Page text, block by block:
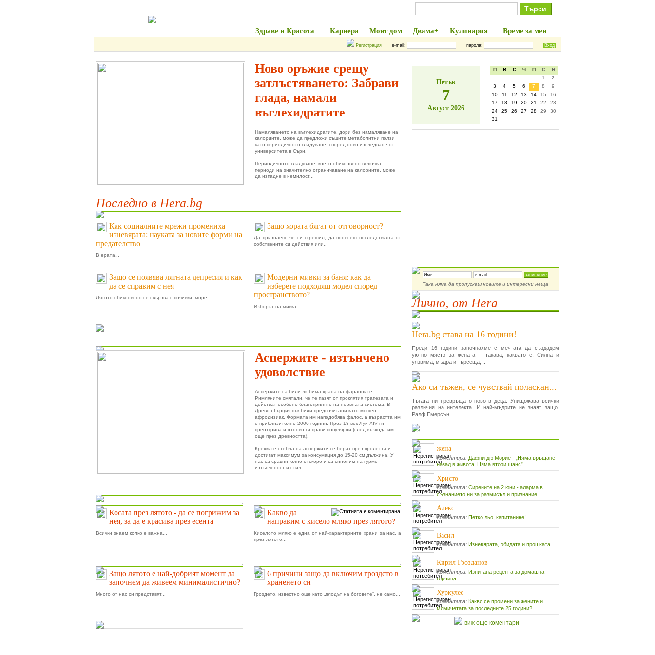
Здраве и Красота Кариера Моят дом Двама+ Кулинария Време за мен
Регистрация e-mail: парола:
Ново оръжие срещу
затлъстяването: Забрави
глада, намали
въглехидратите
Намаляването на въглехидратите, дори без намаляване на
калориите, може да предложи същите метаболитни ползи
като периодичното гладуване, според ново изследване от
университета в Съри.
Периодичното гладуване, което обикновено включва
периоди на значително ограничаване на калориите, може
да изпадне в немилост...
Последно в Hera.bg
Как социалните мрежи промениха
изневярата: науката за новите форми на
предателство
В ерата...
Защо хората бягат от отговорност?
Да признаеш, че си сгрешил, да понесеш последствията от
собствените си действия или...
Защо се появява лятната депресия и как
да се справим с нея
Лятото обикновено се свързва с почивки, море,...
Модерни мивки за баня: как да
изберете подходящ модел според
пространството?
Изборът на мивка...
Аспержите - изтънчено
удоволствие
Аспержите са били любима храна на фараоните.
Римляните смятали, че те пазят от проклятия трапезата и
действат особено благоприятно на нервната система. В
Древна Гърция пък били предпочитани като мощен
афродизиак. Формата им наподобява фалос, а възрастта им
е приблизително 2000 години. През 18 век Луи XIV ги
преоткрива и отново ги прави популярни (след възхода им
още през древността).
Крехките стебла на аспержите се берат през пролетта и
достигат максимум за консумация до 15-20 см дължина. У
нас са сравнително отскоро и са синоним на гурме
изтънченост и стил.
Косата през лятото - да се погрижим за
нея, за да е красива през есента
Всички знаем колко е важна...
Какво да
направим с кисело мляко през лятото?
Киселото мляко е една от най-характерните храни за нас, а
през лятото...
Защо лятото е най-добрият момент да
започнем да живеем минималистично?
Много от нас си представят...
6 причини защо да включим гроздето в
храненето си
Гроздето, известно още като „плодът на боговете“, не само...
Петък
7
Август 2026
П В С Ч П С
Н
1
2
3
4 5 6 7 8
9
10
11 12 13 14 15
16
17
18 19 20 21 22
23
24
25 26 27 28 29
30
31
Така няма да пропускаш новите и интересни неща
Лично, от Hera
Hera.bg става на 16 години!
Преди 16 години започнахме с мечтата да създадем
уютно място за жената – такава, каквато е. Силна и
уязвима, мъдра и търсеща,...
Ако си тъжен, се чувствай поласкан...
Тъгата ни превръща отново в деца. Унищожава всички
различия на интелекта. И най-мъдрите не знаят защо.
Ралф Емерсън...
Последните коментари
жена
Коментира: Дафни дю Морие - „Няма връщане
назад в живота. Няма втори шанс”
Христо
Коментира: Сирените на 2 юни - аларма в
съзнанието ни за размисъл и признание
Алекс
Коментира: Петко льо, капитанине!
Васил
Коментира: Изневярата, обидата и прошката
Кирил Грозданов
Коментира: Изпитана рецепта за домашна
горчица
Хуркулес
Коментира: Какво се промени за жените и
момичетата за последните 25 години?
виж още коментари